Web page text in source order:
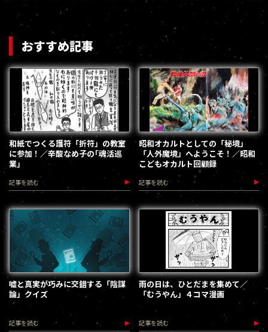
おすすめ記事
和紙でつくる護符「折符」の教室
に参加！／辛酸なめ子の｢魂活巡
業｣
記事を読む
昭和オカルトとしての「秘境」
「人外魔境」へようこそ！／昭和
こどもオカルト回顧録
記事を読む
嘘と真実が巧みに交錯する「陰謀
論」クイズ
記事を読む
雨の日は、ひとだまを集めて／
「むうやん」４コマ漫画
記事を読む